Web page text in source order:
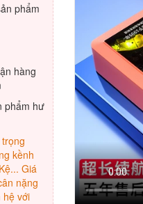
phẩm
hàng
phẩm hư
kềnh
Giá
nặng
hệ với